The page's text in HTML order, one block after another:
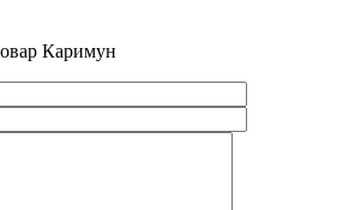
Каримун